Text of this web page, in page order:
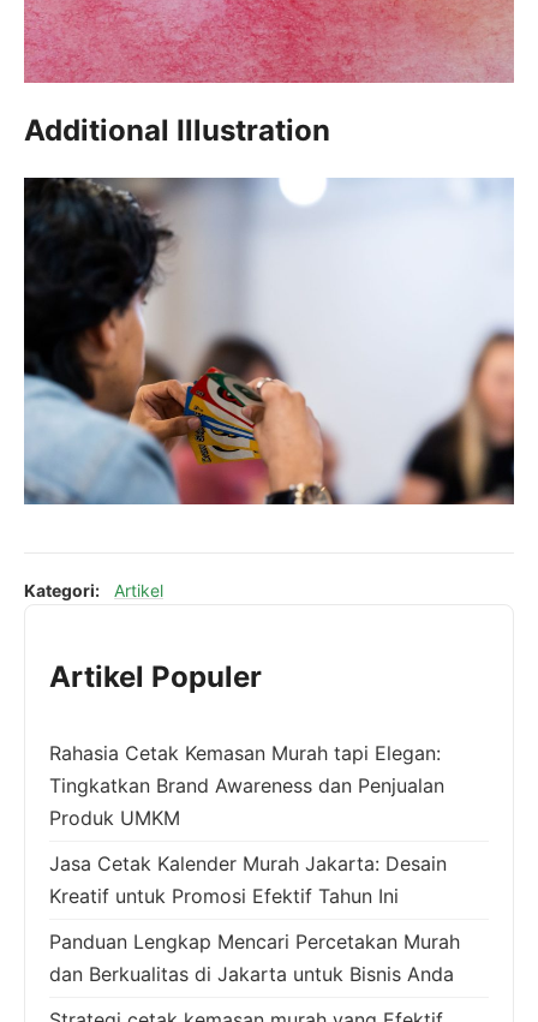
Additional Illustration
Kategori: Artikel
Artikel Populer
Rahasia Cetak Kemasan Murah tapi Elegan:
Tingkatkan Brand Awareness dan Penjualan
Produk UMKM
Jasa Cetak Kalender Murah Jakarta: Desain
Kreatif untuk Promosi Efektif Tahun Ini
Panduan Lengkap Mencari Percetakan Murah
dan Berkualitas di Jakarta untuk Bisnis Anda